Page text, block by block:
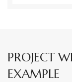
PROJECT
EXAMPLE